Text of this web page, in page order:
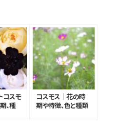
コスモ
、種
コスモス｜花の時
期や特徴、色と種類